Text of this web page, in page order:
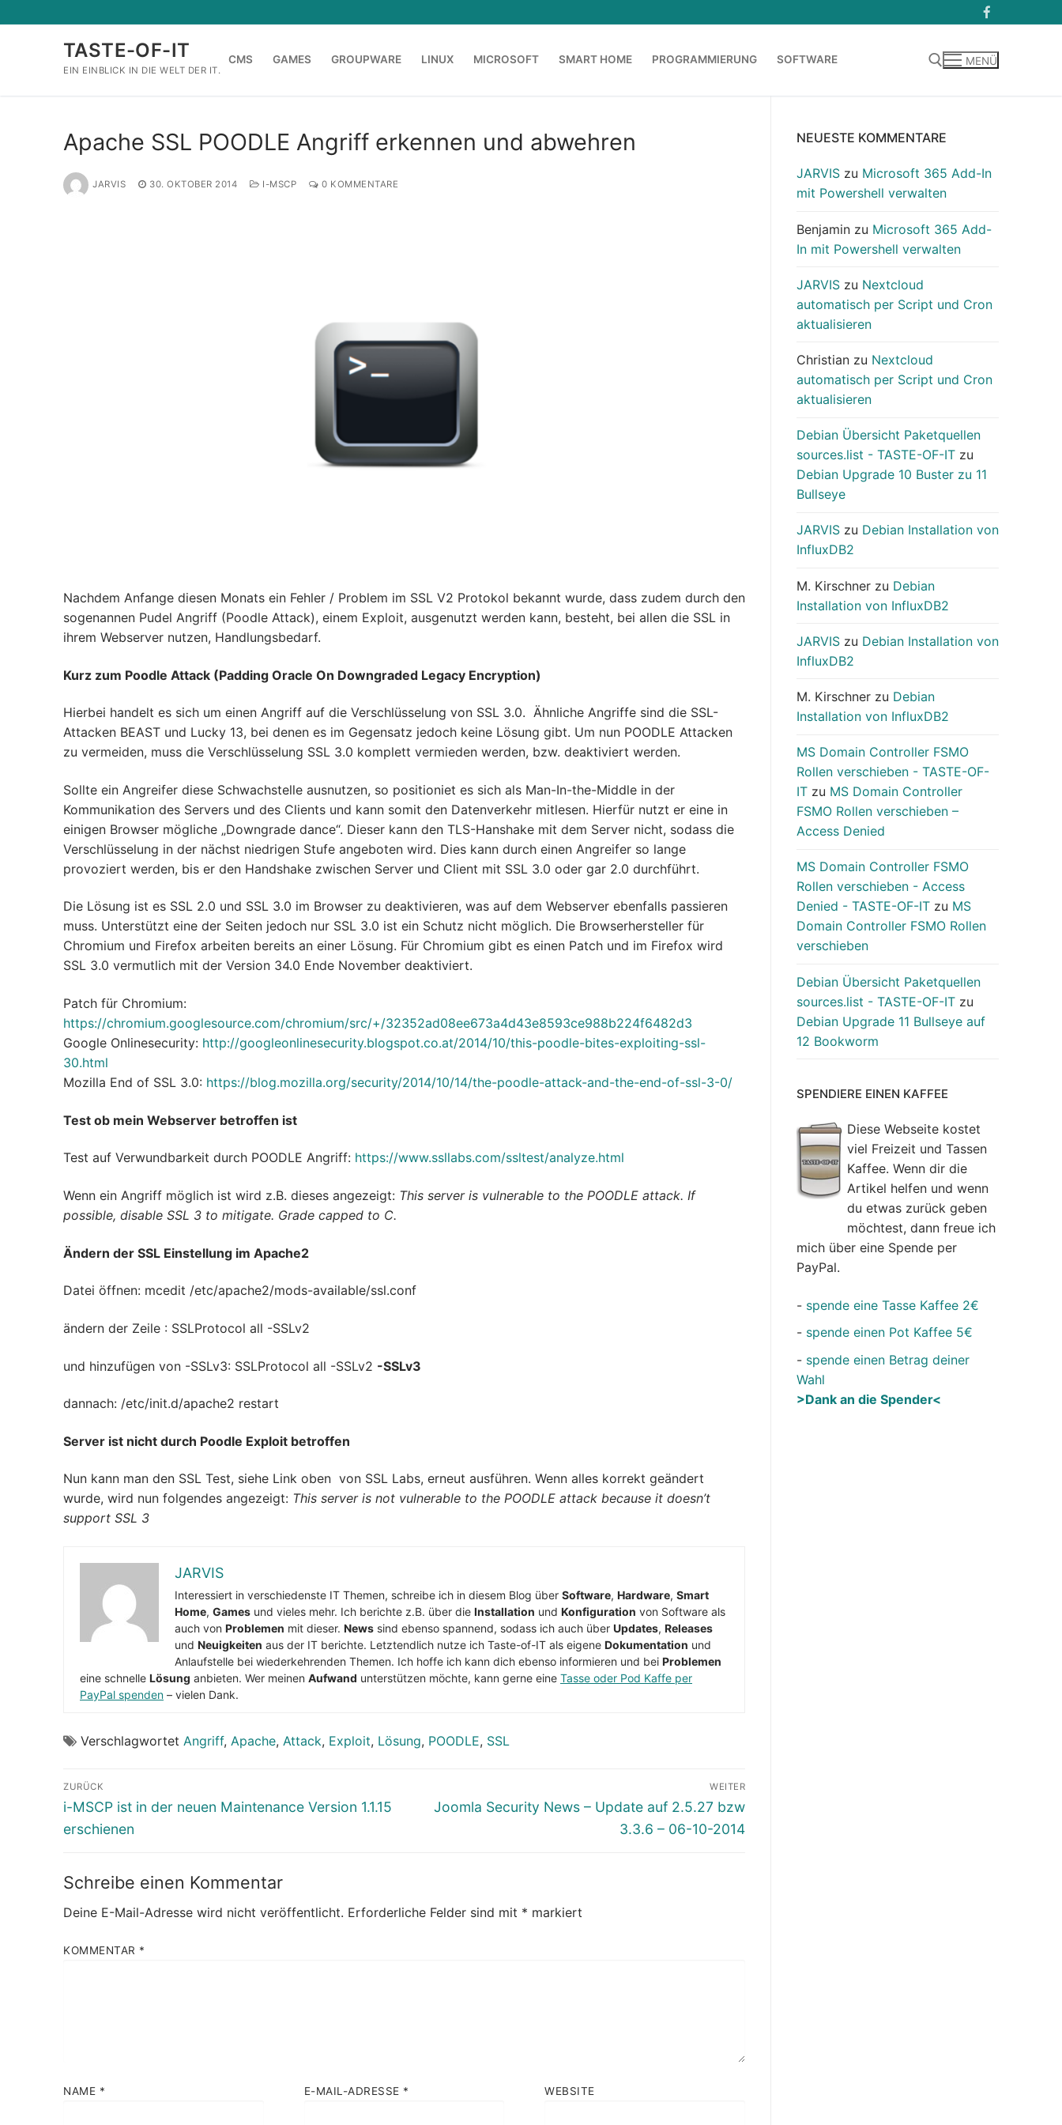
Inhalt
TASTE-OF-IT
EIN EINBLICK IN DIE WELT DER IT.
CMS GAMES GROUPWARE LINUX MICROSOFT SMART HOME PROGRAMMIERUNG SOFTWARE MENÜ
Apache SSL POODLE Angriff erkennen und abwehren
JARVIS 30. OKTOBER 2014 I-MSCP 0 KOMMENTARE
Nachdem Anfange diesen Monats ein Fehler / Problem im SSL V2 Protokol bekannt wurde, dass zudem durch den
sogenannen Pudel Angriff (Poodle Attack), einem Exploit, ausgenutzt werden kann, besteht, bei allen die SSL in
ihrem Webserver nutzen, Handlungsbedarf.
Kurz zum Poodle Attack (Padding Oracle On Downgraded Legacy Encryption)
Hierbei handelt es sich um einen Angriff auf die Verschlüsselung von SSL 3.0. Ähnliche Angriffe sind die SSL-
Attacken BEAST und Lucky 13, bei denen es im Gegensatz jedoch keine Lösung gibt. Um nun POODLE Attacken
zu vermeiden, muss die Verschlüsselung SSL 3.0 komplett vermieden werden, bzw. deaktiviert werden.
Sollte ein Angreifer diese Schwachstelle ausnutzen, so positioniet es sich als Man-In-the-Middle in der
Kommunikation des Servers und des Clients und kann somit den Datenverkehr mitlesen. Hierfür nutzt er eine in
einigen Browser mögliche „Downgrade dance“. Dieser kann den TLS-Hanshake mit dem Server nicht, sodass die
Verschlüsselung in der nächst niedrigen Stufe angeboten wird. Dies kann durch einen Angreifer so lange
provoziert werden, bis er den Handshake zwischen Server und Client mit SSL 3.0 oder gar 2.0 durchführt.
Die Lösung ist es SSL 2.0 und SSL 3.0 im Browser zu deaktivieren, was auf dem Webserver ebenfalls passieren
muss. Unterstützt eine der Seiten jedoch nur SSL 3.0 ist ein Schutz nicht möglich. Die Browserhersteller für
Chromium und Firefox arbeiten bereits an einer Lösung. Für Chromium gibt es einen Patch und im Firefox wird
SSL 3.0 vermutlich mit der Version 34.0 Ende November deaktiviert.
Patch für Chromium:
https://chromium.googlesource.com/chromium/src/+/32352ad08ee673a4d43e8593ce988b224f6482d3
Google Onlinesecurity: http://googleonlinesecurity.blogspot.co.at/2014/10/this-poodle-bites-exploiting-ssl-
30.html
Mozilla End of SSL 3.0: https://blog.mozilla.org/security/2014/10/14/the-poodle-attack-and-the-end-of-ssl-3-0/
Test ob mein Webserver betroffen ist
Test auf Verwundbarkeit durch POODLE Angriff: https://www.ssllabs.com/ssltest/analyze.html
Wenn ein Angriff möglich ist wird z.B. dieses angezeigt: This server is vulnerable to the POODLE attack. If
possible, disable SSL 3 to mitigate. Grade capped to C.
Ändern der SSL Einstellung im Apache2
Datei öffnen: mcedit /etc/apache2/mods-available/ssl.conf
ändern der Zeile : SSLProtocol all -SSLv2
und hinzufügen von -SSLv3: SSLProtocol all -SSLv2 -SSLv3
dannach: /etc/init.d/apache2 restart
Server ist nicht durch Poodle Exploit betroffen
Nun kann man den SSL Test, siehe Link oben von SSL Labs, erneut ausführen. Wenn alles korrekt geändert
wurde, wird nun folgendes angezeigt: This server is not vulnerable to the POODLE attack because it doesn’t
support SSL 3
JARVIS
Interessiert in verschiedenste IT Themen, schreibe ich in diesem Blog über Software, Hardware, Smart
Home, Games und vieles mehr. Ich berichte z.B. über die Installation und Konfiguration von Software als
auch von Problemen mit dieser. News sind ebenso spannend, sodass ich auch über Updates, Releases
und Neuigkeiten aus der IT berichte. Letztendlich nutze ich Taste-of-IT als eigene Dokumentation und
Anlaufstelle bei wiederkehrenden Themen. Ich hoffe ich kann dich ebenso informieren und bei Problemen
eine schnelle Lösung anbieten. Wer meinen Aufwand unterstützen möchte, kann gerne eine Tasse oder Pod Kaffe per
PayPal spenden – vielen Dank.
Verschlagwortet Angriff, Apache, Attack, Exploit, Lösung, POODLE, SSL
Beitragsnavigation
ZURÜCK
Vorheriger
Beitrag:
i-MSCP ist in der neuen Maintenance Version 1.1.15
erschienen
WEITER
Nächster
Joomla Security News – Update auf 2.5.27 bzw
3.3.6 – 06-10-2014
Schreibe einen Kommentar
Deine E-Mail-Adresse wird nicht veröffentlicht. Erforderliche Felder sind mit * markiert
KOMMENTAR *
NAME * E-MAIL-ADRESSE * WEBSITE
NEUESTE KOMMENTARE
JARVIS zu Microsoft 365 Add-In
mit Powershell verwalten
Benjamin zu Microsoft 365 Add-
In mit Powershell verwalten
JARVIS zu Nextcloud
automatisch per Script und Cron
aktualisieren
Christian zu Nextcloud
automatisch per Script und Cron
aktualisieren
Debian Übersicht Paketquellen
sources.list - TASTE-OF-IT zu
Debian Upgrade 10 Buster zu 11
Bullseye
JARVIS zu Debian Installation von
InfluxDB2
M. Kirschner zu Debian
Installation von InfluxDB2
JARVIS zu Debian Installation von
InfluxDB2
M. Kirschner zu Debian
Installation von InfluxDB2
MS Domain Controller FSMO
Rollen verschieben - TASTE-OF-
IT zu MS Domain Controller
FSMO Rollen verschieben –
Access Denied
MS Domain Controller FSMO
Rollen verschieben - Access
Denied - TASTE-OF-IT zu MS
Domain Controller FSMO Rollen
verschieben
Debian Übersicht Paketquellen
sources.list - TASTE-OF-IT zu
Debian Upgrade 11 Bullseye auf
12 Bookworm
SPENDIERE EINEN KAFFEE
Diese Webseite kostet
viel Freizeit und Tassen
Kaffee. Wenn dir die
Artikel helfen und wenn
du etwas zurück geben
möchtest, dann freue ich
mich über eine Spende per
PayPal.
- spende eine Tasse Kaffee 2€
- spende einen Pot Kaffee 5€
- spende einen Betrag deiner
Wahl
>Dank an die Spender<